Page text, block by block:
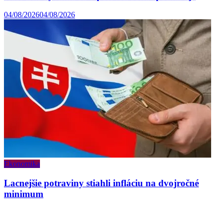
04/08/202604/08/2026
Ekonomika
Lacnejšie potraviny stiahli infláciu na dvojročné
minimum